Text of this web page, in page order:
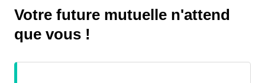
Votre future mutuelle n'attend
que vous !